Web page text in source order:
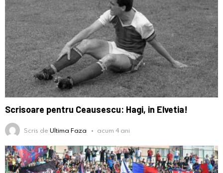
Scrisoare pentru Ceausescu: Hagi, in Elvetia!
Scris deUltima Faza acum 4 ani